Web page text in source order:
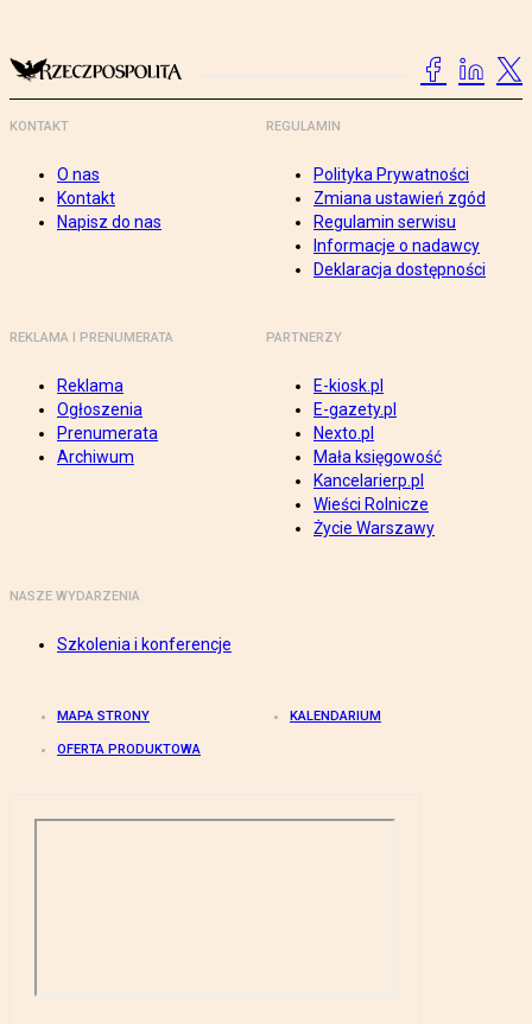
KONTAKT
O nas
Kontakt
Napisz do nas
REGULAMIN
Polityka Prywatności
Zmiana ustawień zgód
Regulamin serwisu
Informacje o nadawcy
Deklaracja dostępności
REKLAMA I PRENUMERATA
Reklama
Ogłoszenia
Prenumerata
Archiwum
PARTNERZY
E-kiosk.pl
E-gazety.pl
Nexto.pl
Mała księgowość
Kancelarierp.pl
Wieści Rolnicze
Życie Warszawy
NASZE WYDARZENIA
Szkolenia i konferencje
MAPA STRONY KALENDARIUM
OFERTA PRODUKTOWA